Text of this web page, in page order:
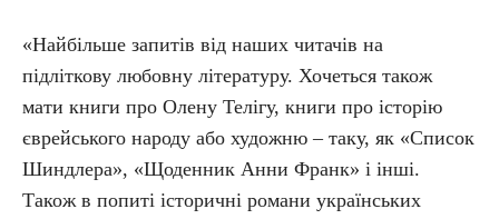
«Найбільше запитів від наших читачів на
підліткову любовну літературу. Хочеться також
мати книги про Олену Телігу, книги про історію
єврейського народу або художню – таку, як «Список
Шиндлера», «Щоденник Анни Франк» і інші.
Також в попиті історичні романи українських